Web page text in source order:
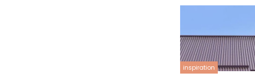
inspiration